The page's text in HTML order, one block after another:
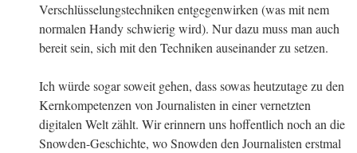
Verschlüsselungstechniken entgegenwirken (was mit nem
normalen Handy schwierig wird). Nur dazu muss man auch
bereit sein, sich mit den Techniken auseinander zu setzen.
Ich würde sogar soweit gehen, dass sowas heutzutage zu den
Kernkompetenzen von Journalisten in einer vernetzten
digitalen Welt zählt. Wir erinnern uns hoffentlich noch an die
Snowden-Geschichte, wo Snowden den Journalisten erstmal